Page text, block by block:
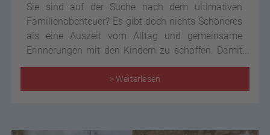
Sie sind auf der Suche nach dem ultimativen
Familienabenteuer? Es gibt doch nichts Schöneres
als eine Auszeit vom Alltag und gemeinsame
Erinnerungen mit den Kindern zu schaffen. Damit
im wohlverdienten Urlaub jeder auf seine Kosten
kommt – sowohl die Schützlinge als auch die
Eltern, haben wir hier einige spannende Tipps und
> Weiterlesen